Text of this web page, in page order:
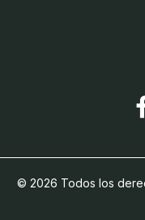
© 2026 Todos los